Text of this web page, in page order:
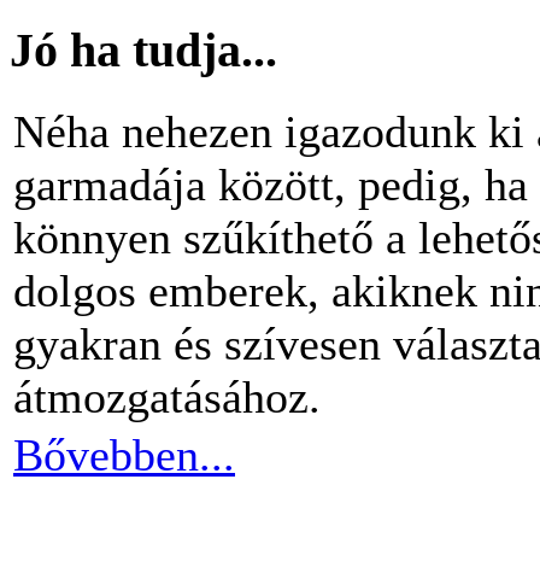
Jó ha tudja...
Néha nehezen igazodunk
garmadája között, pedig,
könnyen szűkíthető a
dolgos emberek, akiknek
gyakran és szívesen
átmozgatásához.
Bővebben...